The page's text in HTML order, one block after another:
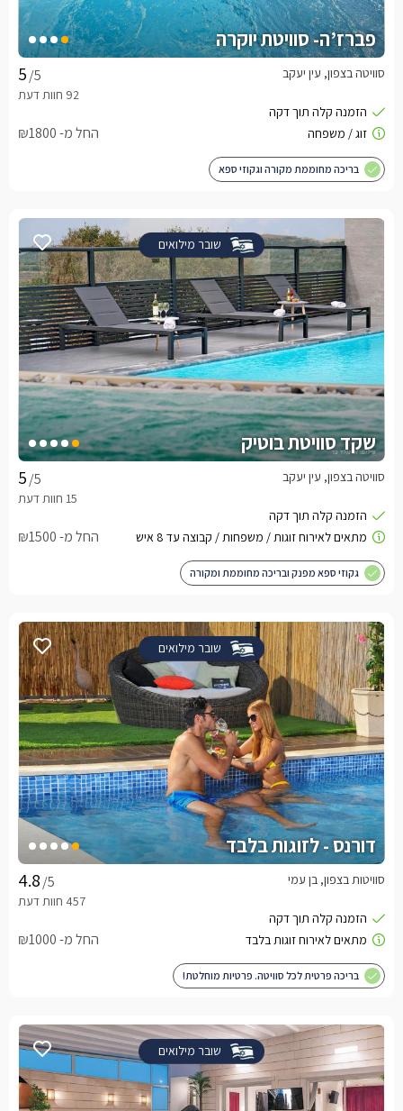
פברז’ה- סוויטת יוקרה
/5 סוויטה בצפון, עין יעקב
החל מ- ₪1800
בריכה מחוממת מקורה וגקוזי ספא
שובר מילואים
שקד סוויטת בוטיק
/5 סוויטה בצפון, עין יעקב
החל מ- ₪1500
גקוזי ספא מפנק ובריכה מחוממת ומקורה
שובר מילואים
דורנס - לזוגות בלבד
/5 סוויטות בצפון, בן עמי
החל מ- ₪1000
בריכה פרטית לכל סוויטה. פרטיות מוחלטת!
שובר מילואים